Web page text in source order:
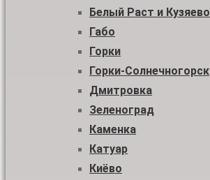
Белый Раст и Кузяево
Габо
Горки
Горки-Солнечногорск
Дмитровка
Зеленоград
Каменка
Катуар
Киёво